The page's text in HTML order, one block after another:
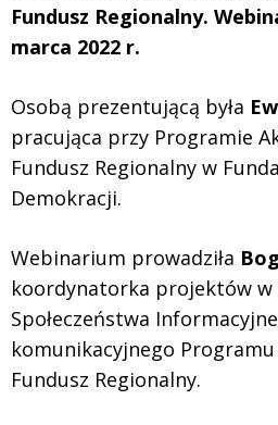
Fundusz Regionalny.
marca 2022 r.
Osobą prezentującą była
pracująca przy Programie
Fundusz Regionalny w
Demokracji.
Webinarium prowadziła
koordynatorka projektów w
Społeczeństwa
komunikacyjnego
Fundusz Regionalny.